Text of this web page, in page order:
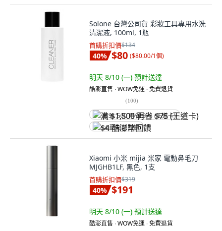
Solone 台灣公司貨 彩妝工具專用水洗
清潔液, 100ml, 1瓶
首購折扣價$134
40% $80 ($80.00/1個)
明天 8/10 (一) 預計送達
酷澎直售 ∙ WOW免運 ∙ 免費退貨
(100)
满 $1,500 再省 $75 (王道卡)
$4 酷澎幣回饋
Xiaomi 小米 mijia 米家 電動鼻毛刀
MJGHB1LF, 黑色, 1支
首購折扣價$319
40% $191
明天 8/10 (一) 預計送達
酷澎直售 ∙ WOW免運 ∙ 免費退貨